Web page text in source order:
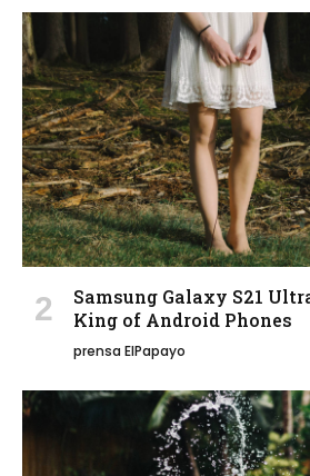
Samsung Galaxy S21
King of Android Phones
prensa ElPapayo